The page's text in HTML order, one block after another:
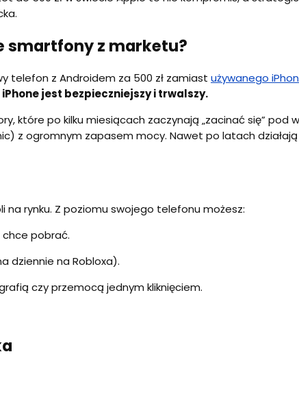
smartfony z marketu?
telefon z Androidem za 500 zł zamiast używanego
jest bezpieczniejszy i trwalszy.
które po kilku miesiącach zaczynają „zacinać się” pod
z ogromnym zapasem mocy. Nawet po latach
rynku. Z poziomu swojego telefonu możesz:
pobrać.
dziennie na Robloxa).
czy przemocą jednym kliknięciem.